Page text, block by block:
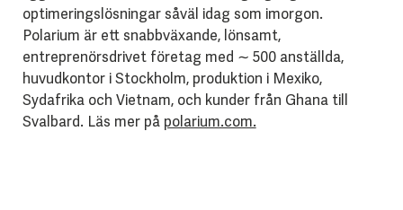
optimeringslösningar såväl idag som imorgon.
Polarium är ett snabbväxande, lönsamt,
entreprenörsdrivet företag med ∼ 500 anställda,
huvudkontor i Stockholm, produktion i Mexiko,
Sydafrika och Vietnam, och kunder från Ghana till
Svalbard. Läs mer på polarium.com.